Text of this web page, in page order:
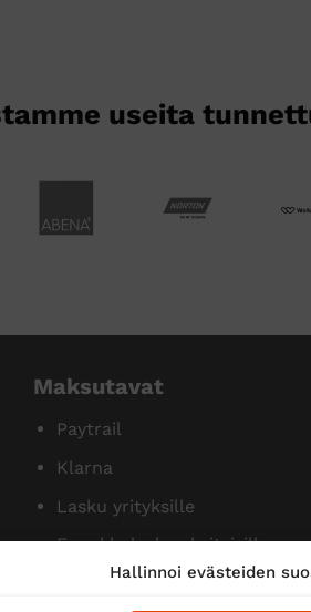
Hallinnoi evästeiden
useita
Maksutavat
Paytrail
Klarna
Lasku yrityksille
Ennakkolasku yksityisille